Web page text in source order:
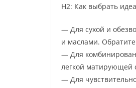
H2: Как выбрать
— Для сухой и
и маслами.
— Для
легкой матирующей
— Для